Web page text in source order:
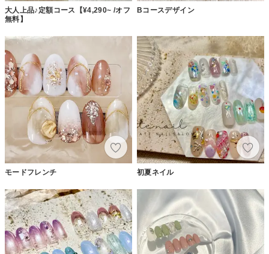
大人上品♪定額コース【¥4,290~ /オフ
無料】
Bコースデザイン
モードフレンチ 初夏ネイル